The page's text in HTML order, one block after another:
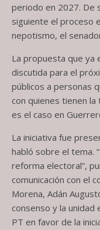
periodo en 2027. De
siguiente el proceso
nepotismo, el
La propuesta que ya
discutida para el
públicos a personas
con quienes tienen la
es el caso en
La iniciativa fue
habló sobre el tema.
reforma electoral”,
comunicación con el
Morena, Adán
consenso y la
PT en favor de la